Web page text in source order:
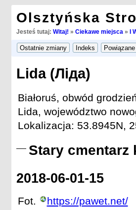
Olsztyńska
Jesteś tutaj: Witaj! » Ciekawe miejsca » I
Lida (Ліда)
Białoruś, obwód
Lida, województwo
Lokalizacja: 53.8945N,
Stary cmentarz
2018-06-01-15
Fot. https://pawet.net/